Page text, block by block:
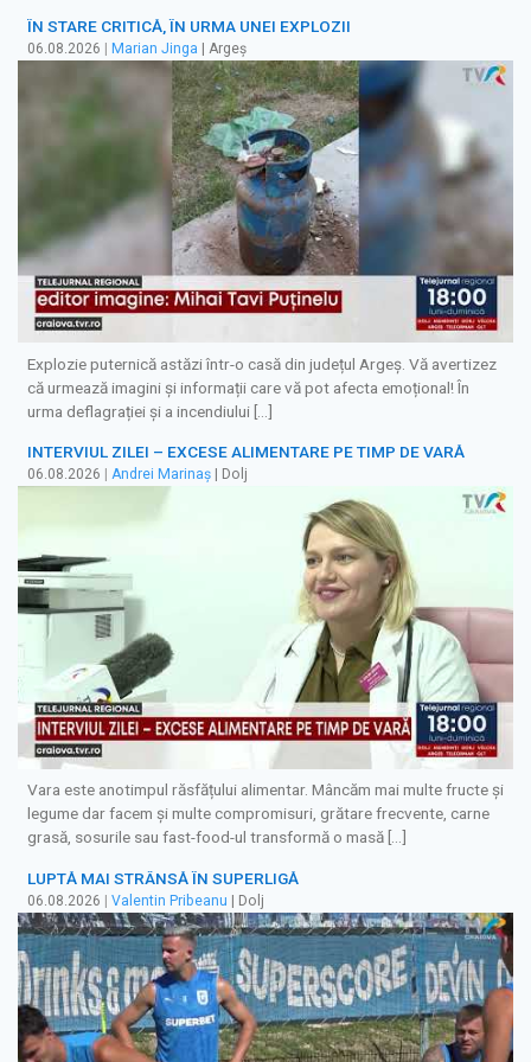
ÎN STARE CRITICĂ, ÎN URMA UNEI EXPLOZII
06.08.2026 Marian Jinga | Argeș
Explozie puternică astăzi într-o casă din județul Argeș. Vă avertizez
că urmează imagini și informații care vă pot afecta emoțional! În
urma deflagrației și a incendiului […]
INTERVIUL ZILEI – EXCESE ALIMENTARE PE TIMP DE VARĂ
06.08.2026 Andrei Marinaș | Dolj
Vara este anotimpul răsfățului alimentar. Mâncăm mai multe fructe și
legume dar facem și multe compromisuri, grătare frecvente, carne
grasă, sosurile sau fast-food-ul transformă o masă […]
LUPTĂ MAI STRÂNSĂ ÎN SUPERLIGĂ
06.08.2026 | Valentin Pribeanu | Dolj